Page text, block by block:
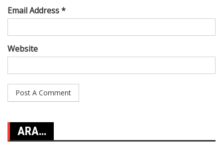
Email Address *
Website
ARA…